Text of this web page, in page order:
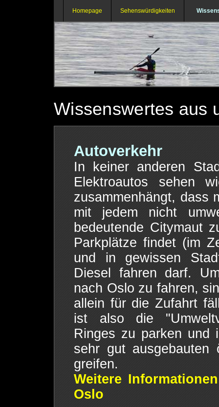
Sehenswürdigkeiten
Homepage
Wissenswertes aus
Autoverkehr
In keiner anderen
Elektroautos sehen
zusammenhängt, dass
mit jedem nicht
bedeutende Citymaut
Parkplätze findet (im
und in gewissen
Diesel fahren darf.
nach Oslo zu fahren,
allein für die Zufahrt
ist also die
Ringes zu parken und
sehr gut ausgebauten
greifen.
Weitere
Oslo